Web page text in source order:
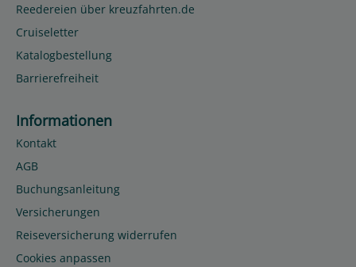
Reedereien über kreuzfahrten.de
Cruiseletter
Katalogbestellung
Barrierefreiheit
Informationen
Kontakt
AGB
Buchungsanleitung
Versicherungen
Reiseversicherung widerrufen
Cookies anpassen